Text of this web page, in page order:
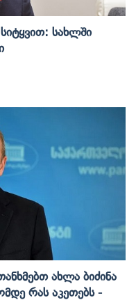
Სახლში
Ახლა Ბიძინა
Რას Აკეთებს -